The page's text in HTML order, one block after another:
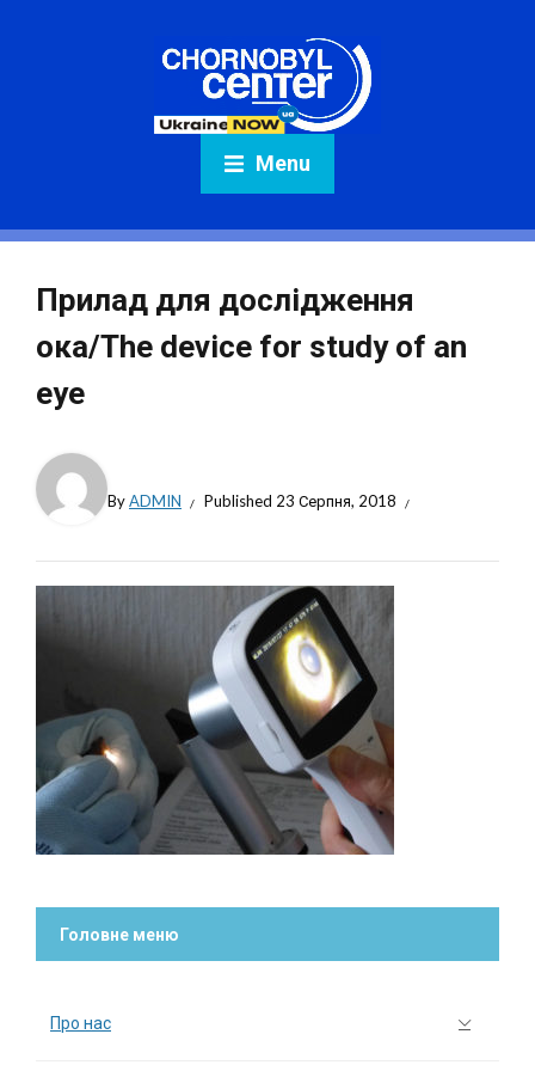
Menu
Прилад для дослідження
ока/The device for study of an
eye
ByADMIN Published 23 Серпня, 2018
Головне меню
Про нас